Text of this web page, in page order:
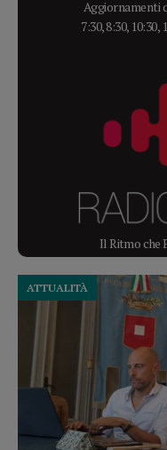
Aggiornamenti
7:30, 8:30, 10:30,
Il Ritmo che
ATTUALITÀ